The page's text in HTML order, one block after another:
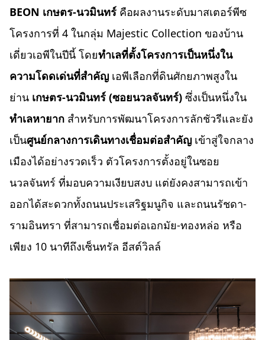
BEON เกษตร-นวมินทร์ คือผลงานระดับมาสเตอร์พีซ
โครงการที่ 4 ในกลุ่ม Majestic Collection ของบ้าน
เดี่ยวเอพีในปีนี้ โดยทำเลที่ตั้งโครงการเป็นหนึ่งใน
ความโดดเด่นที่สำคัญ เอพีเลือกที่ดินศักยภาพสูงใน
ย่าน เกษตร-นวมินทร์ (ซอยนวลจันทร์) ซึ่งเป็นหนึ่งใน
ทำเลหายาก สำหรับการพัฒนาโครงการลักชัวรีและยัง
เป็นศูนย์กลางการเดินทางเชื่อมต่อสำคัญ เข้าสู่ใจกลาง
เมืองได้อย่างรวดเร็ว ตัวโครงการตั้งอยู่ในซอย
นวลจันทร์ ที่มอบความเงียบสงบ แต่ยังคงสามารถเข้า
ออกได้สะดวกทั้งถนนประเสริฐมนูกิจ และถนนรัชดา-
รามอินทรา ที่สามารถเชื่อมต่อเอกมัย-ทองหล่อ หรือ
เพียง 10 นาทีถึงเซ็นทรัล อีสต์วิลล์